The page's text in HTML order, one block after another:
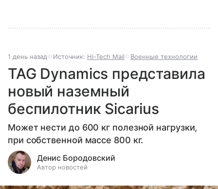
1 день назад Источник: Hi-Tech Mail Военные технологии
TAG Dynamics представила
новый наземный
беспилотник Sicarius
Может нести до 600 кг полезной нагрузки,
при собственной массе 800 кг.
Денис Бородовский
Автор новостей